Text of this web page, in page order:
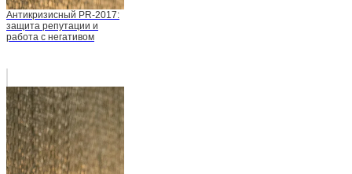
Антикризисный PR-2017:
защита репутации и
работа с негативом